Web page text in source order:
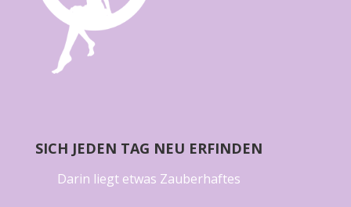
SICH JEDEN TAG NEU ERFINDEN
Darin liegt etwas Zauberhaftes